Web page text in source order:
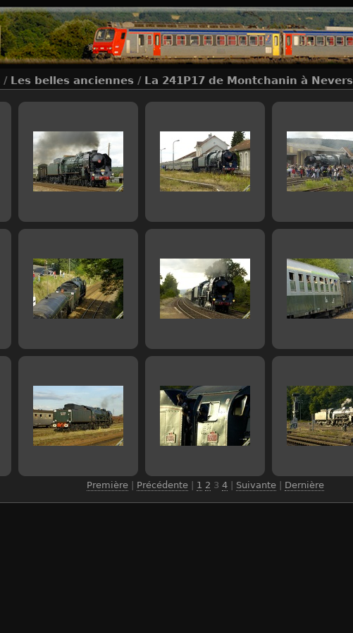
/ Les belles anciennes / La 241P17 de Montchanin à Nevers
Première| Précédente| 1 2 3 4| Suivante| Dernière